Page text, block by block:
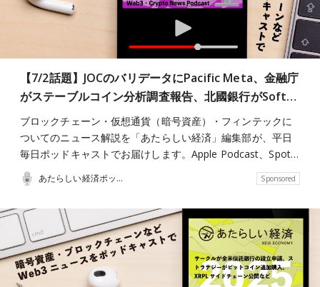
【7/2話題】JOCのバリデータにPacific Meta、金融庁
がステーブルコイン分析調査報告、北國銀行がSoft…
ブロックチェーン・仮想通貨（暗号資産）・フィンテックに
ついてのニュース解説を「あたらしい経済」編集部が、平日
毎日ポッドキャストでお届けします。Apple Podcast、Spot…
あたらしい経済ポッドキャスト Sponsored